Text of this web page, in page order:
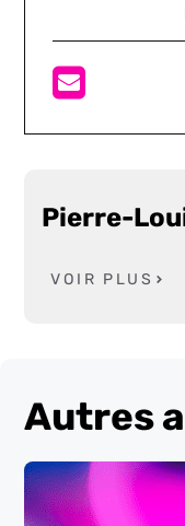
Pierre-
VOIR PLUS
Autres